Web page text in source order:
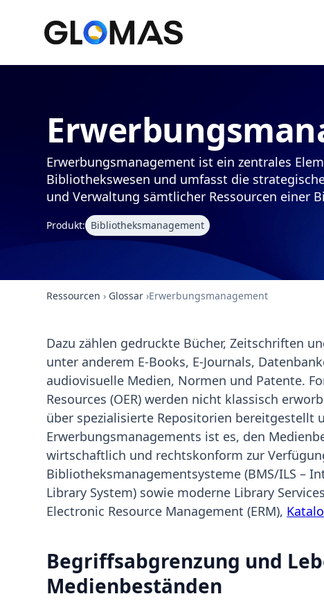
Erwerbungsmanagement ist ein zentrales
Bibliothekswesen und umfasst die
und Verwaltung sämtlicher Ressourcen einer
Produkt: Bibliotheksmanagement
Ressourcen › Glossar ›Erwerbungsmanagement
Dazu zählen gedruckte Bücher, Zeitschriften
unter anderem E-Books, E-Journals,
audiovisuelle Medien, Normen und Patente.
Resources (OER) werden nicht klassisch
über spezialisierte Repositorien bereitgestellt
Erwerbungsmanagements ist es, den
wirtschaftlich und rechtskonform zur
Bibliotheksmanagementsysteme (BMS/ILS –
Library System) sowie moderne Library
Electronic Resource Management (ERM),
Begriffsabgrenzung und
Medienbeständen